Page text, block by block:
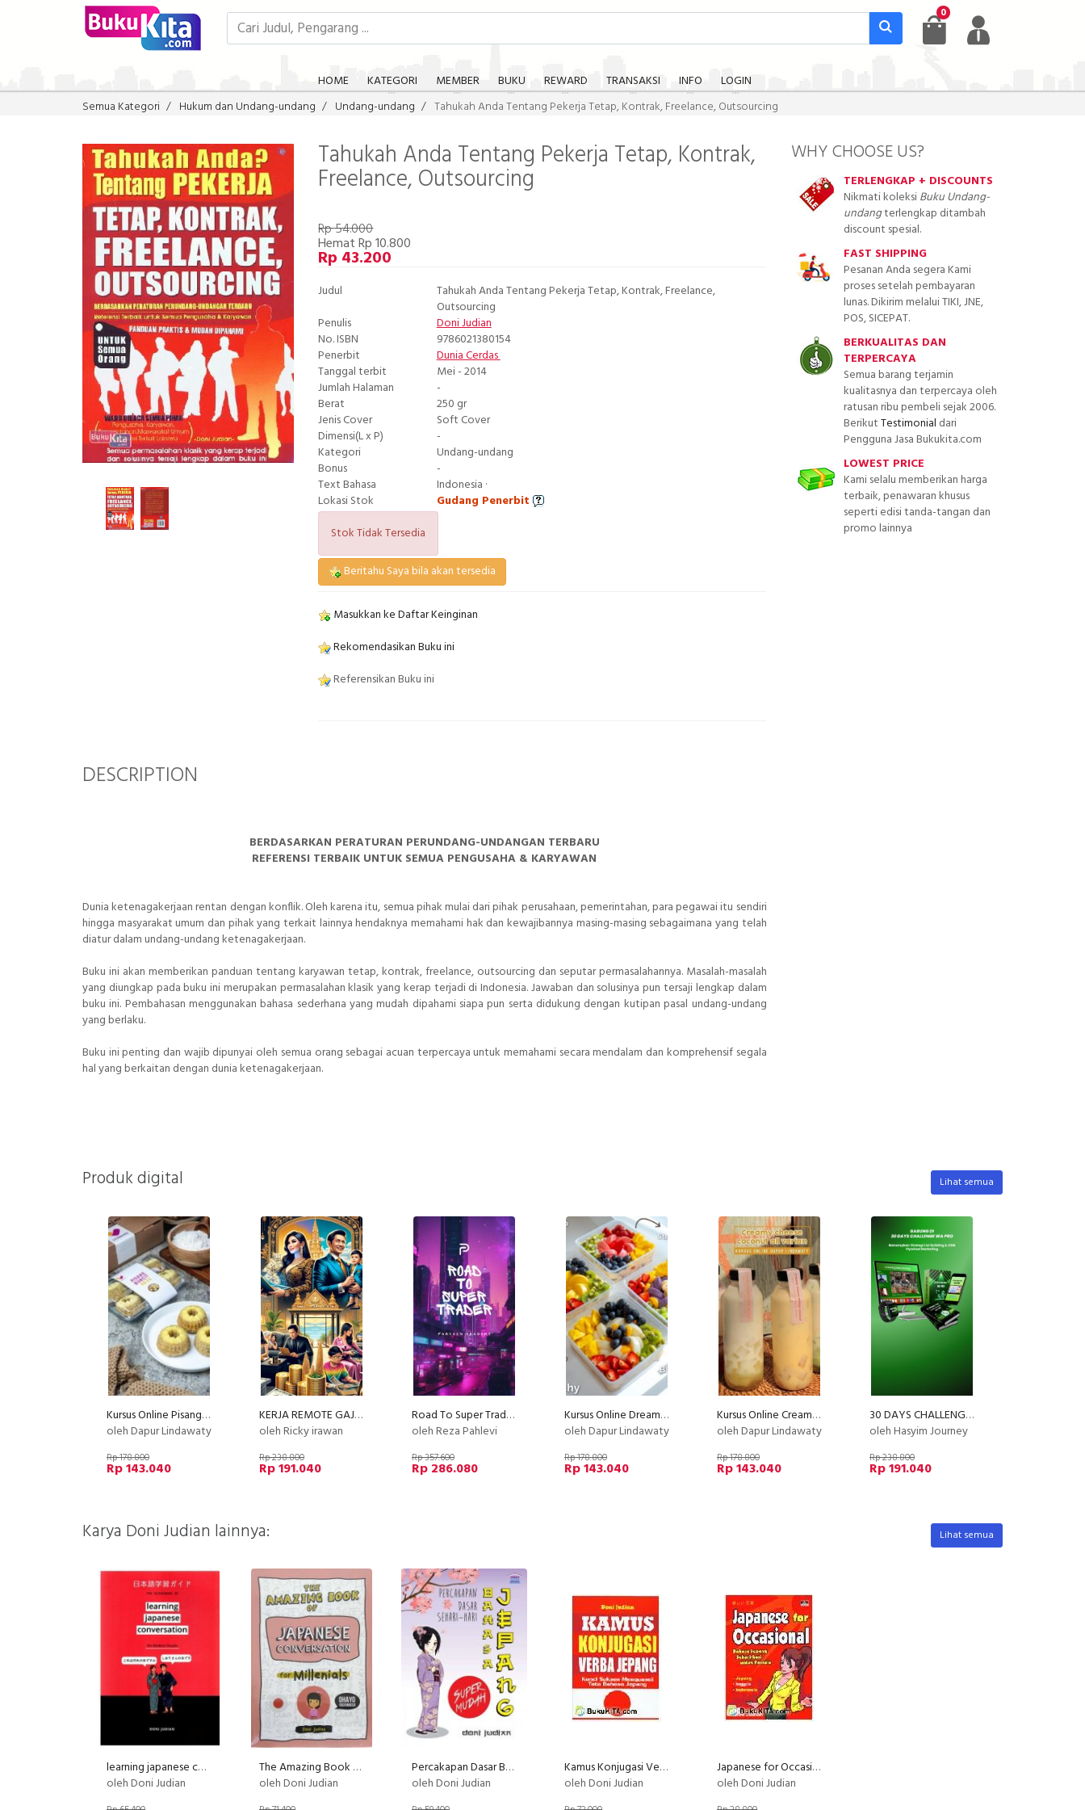
0
HOME KATEGORI MEMBER BUKU REWARD TRANSAKSI INFO
LOGIN
Semua Kategori
Hukum dan Undang-undang Undang-undang Tahukah Anda Tentang Pekerja Tetap, Kontrak, Freelance, Outsourcing
Tahukah Anda Tentang Pekerja Tetap, Kontrak,
Freelance, Outsourcing
Rp 54.000
Hemat Rp 10.800
Rp 43.200
Judul
Tahukah Anda Tentang Pekerja Tetap, Kontrak, Freelance,
Outsourcing
Penulis
Doni Judian
No. ISBN
9786021380154
Penerbit
Dunia Cerdas
Tanggal terbit
Mei - 2014
Jumlah Halaman
-
Berat
250 gr
Jenis Cover
Soft Cover
Dimensi(L x P)
-
Kategori
Undang-undang
Bonus
-
Text Bahasa
Indonesia ·
Lokasi Stok
Gudang Penerbit
Stok Tidak Tersedia
Beritahu Saya bila akan tersedia
Masukkan ke Daftar Keinginan
Rekomendasikan Buku ini
Referensikan Buku ini
DESCRIPTION
BERDASARKAN PERATURAN PERUNDANG-UNDANGAN TERBARU
REFERENSI TERBAIK UNTUK SEMUA PENGUSAHA & KARYAWAN
Dunia ketenagakerjaan rentan dengan konflik. Oleh karena itu, semua pihak mulai dari pihak perusahaan, pemerintahan, para pegawai itu sendiri
hingga masyarakat umum dan pihak yang terkait lainnya hendaknya memahami hak dan kewajibannya masing-masing sebagaimana yang telah
diatur dalam undang-undang ketenagakerjaan.
Buku ini akan memberikan panduan tentang karyawan tetap, kontrak, freelance, outsourcing dan seputar permasalahannya. Masalah-masalah
yang diungkap pada buku ini merupakan permasalahan klasik yang kerap terjadi di Indonesia. Jawaban dan solusinya pun tersaji lengkap dalam
buku ini. Pembahasan menggunakan bahasa sederhana yang mudah dipahami siapa pun serta didukung dengan kutipan pasal undang-undang
yang berlaku.
Buku ini penting dan wajib dipunyai oleh semua orang sebagai acuan terpercaya untuk memahami secara mendalam dan komprehensif segala
hal yang berkaitan dengan dunia ketenagakerjaan.
WHY CHOOSE US?
TERLENGKAP + DISCOUNTS
Nikmati koleksiBuku Undang-
undangterlengkap ditambah
discount spesial.
FAST SHIPPING
Pesanan Anda segera Kami
proses setelah pembayaran
lunas. Dikirim melalui TIKI, JNE,
POS, SICEPAT.
BERKUALITAS DAN
TERPERCAYA
Semua barang terjamin
kualitasnya dan terpercaya oleh
ratusan ribu pembeli sejak 2006.
BerikutTestimonial dari
Pengguna Jasa Bukukita.com
LOWEST PRICE
Kami selalu memberikan harga
terbaik, penawaran khusus
seperti edisi tanda-tangan dan
promo lainnya
Produk digital Lihat semua
Kursus Online Pisang Buncit Dapur Lindawaty PU
oleh Dapur Lindawaty
Rp 178.800
Rp 143.040
KERJA REMOTE GAJI PULUHAN JUTA TANPA INTERVIEW
oleh Ricky irawan
Rp 238.800
Rp 191.040
Road To Super Trader - Strategi Trading Terbukti Menghasilkan Profit
oleh Reza Pahlevi
Rp 357.600
Rp 286.080
Kursus Online Dreamy Salad Buah Dapur Lindawaty PU
oleh Dapur Lindawaty
Rp 178.800
Rp 143.040
Kursus Online Creamy Cheese Coconut Dapur Lindawaty PU
oleh Dapur Lindawaty
Rp 178.800
Rp 143.040
30 DAYS CHALLENGE WA PRO - DAPATKAN RIBUAN PROSPEK DAN CUSTOMER LOYAL DALAM SEBULAN
oleh Hasyim Journey
Rp 238.800
Rp 191.040
Karya Doni Judian lainnya: Lihat semua
learning japanese conversation
oleh Doni Judian
The Amazing Book of Japanese Conversation for Millenials
oleh Doni Judian
Percakapan Dasar Bahasa Jepang Sehari-hari
oleh Doni Judian
Kamus Konjugasi Verba Jepang
oleh Doni Judian
Japanese for Occasional
oleh Doni Judian